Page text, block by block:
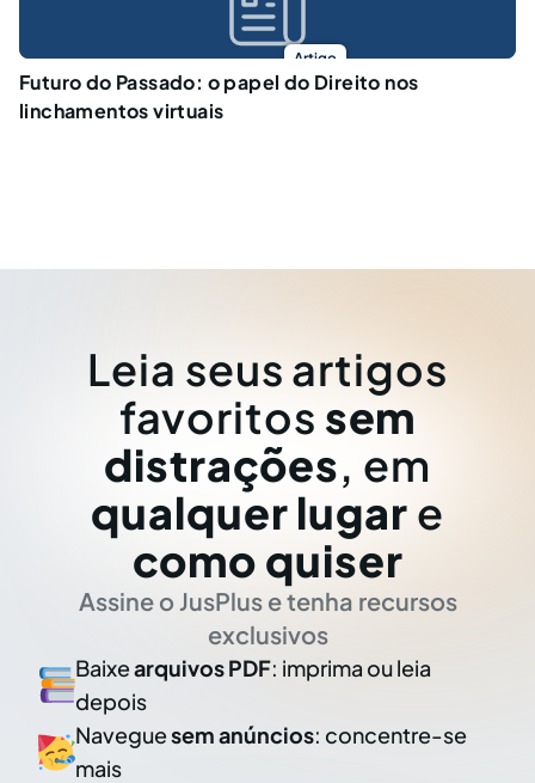
Artigo
Futuro do Passado: o papel do Direito nos
linchamentos virtuais
Leia seus artigos
favoritos sem
distrações, em
qualquer lugar e
como quiser
Assine o JusPlus e tenha recursos
exclusivos
Baixearquivos PDF: imprima ou leia
depois
Naveguesem anúncios: concentre-se
mais